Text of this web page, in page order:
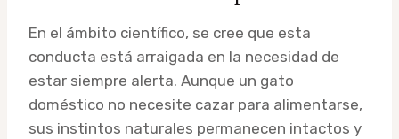
En el ámbito científico, se cree que esta
conducta está arraigada en la necesidad de
estar siempre alerta. Aunque un gato
doméstico no necesite cazar para alimentarse,
sus instintos naturales permanecen intactos y